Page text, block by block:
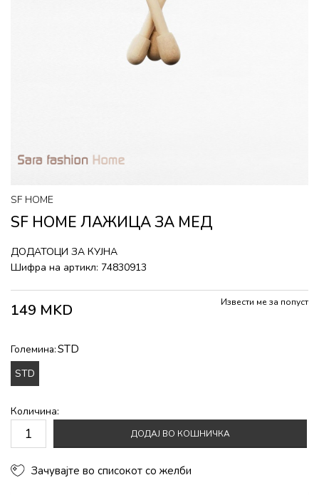
SF HOME
SF HOME ЛАЖИЦА ЗА МЕД
ДОДАТОЦИ ЗА КУЈНА
Шифра на артикл: 74830913
149 MKD Извести ме за попуст
Големина:STD
STD
Количина:
ДОДАЈ ВО КОШНИЧКА
Зачувајте во списокот со желби